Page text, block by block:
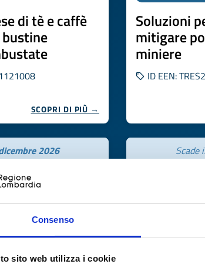
Consenso
sito web utilizza i cookie
di tè e caffè
SCOPRI DI PIÙ →
Soluzioni
mitigare
miniere
ID EEN:
2026 Scade